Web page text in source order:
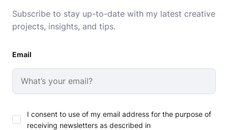
Subscribe to stay up-to-date with my latest creative
projects, insights, and tips.
Email
I consent to use of my email address for the purpose of
receiving newsletters as described in